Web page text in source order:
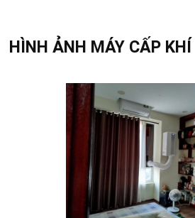
HÌNH ẢNH MÁY CẤP